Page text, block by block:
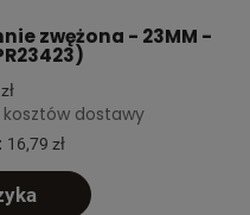
zwężona - 23MM -
kosztów dostawy
16,79 zł